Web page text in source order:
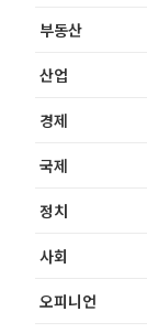
부동산
산업
경제
국제
정치
사회
오피니언